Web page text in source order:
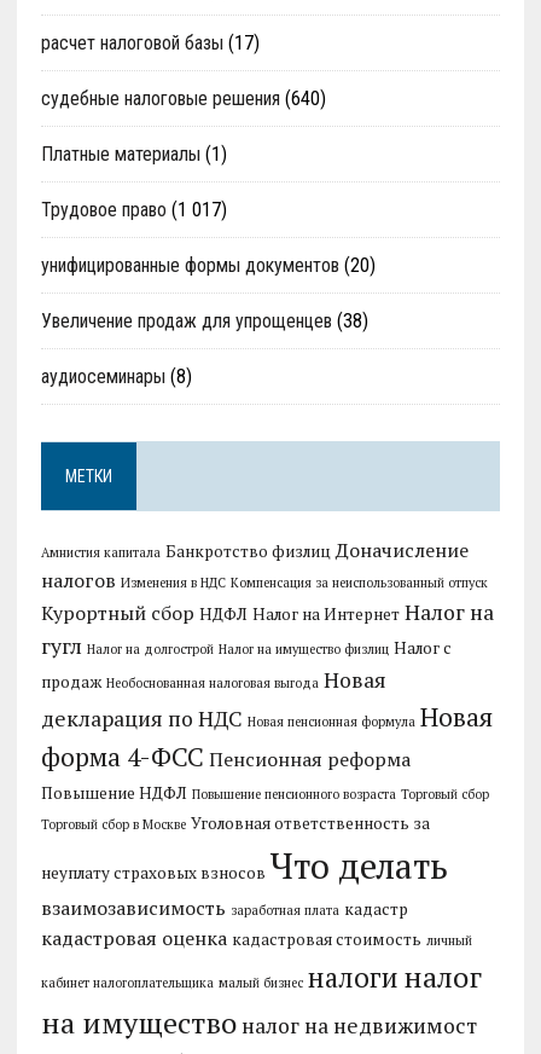
расчет налоговой базы (17)
судебные налоговые решения (640)
Платные материалы (1)
Трудовое право (1 017)
унифицированные формы документов (20)
Увеличение продаж для упрощенцев (38)
аудиосеминары (8)
МЕТКИ
Амнистия капитала Банкротство физлиц Доначисление
налогов Изменения в НДС Компенсация за неиспользованный отпуск
Курортный сбор НДФЛ Налог на Интернет Налог на
гугл Налог на долгострой Налог на имущество физлиц Налог с
продаж Необоснованная налоговая выгода Новая
декларация по НДС Новая пенсионная формула Новая
форма 4-ФСС Пенсионная реформа
Повышение НДФЛ Повышение пенсионного возраста Торговый сбор
Торговый сбор в Москве Уголовная ответственность за
неуплату страховых взносов Что делать
взаимозависимость заработная плата кадастр
кадастровая оценка кадастровая стоимость личный
кабинет налогоплательщика малый бизнес налоги налог
на имущество налог на недвижимост